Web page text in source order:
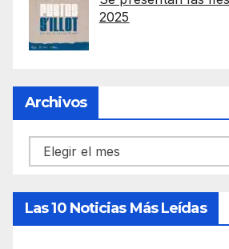
2025
Archivos
Archivos
Las 10 Noticias Más Leídas